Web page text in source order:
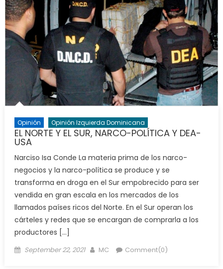
Opinión Opinión Izquierda Dominicana
EL NORTE Y EL SUR, NARCO-POLÍTICA Y DEA-
USA
Narciso Isa Conde La materia prima de los narco-
negocios y la narco-política se produce y se
transforma en droga en el Sur empobrecido para ser
vendida en gran escala en los mercados de los
llamados países ricos del Norte. En el Sur operan los
cárteles y redes que se encargan de comprarla a los
productores […]
Posted
September 22, 2021 Author
MC Comment(0)